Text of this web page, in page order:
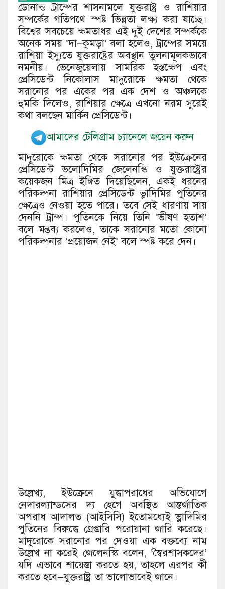
ডোনাল্ড ট্রাম্পের শাসনামলে যুক্তরাষ্ট্র ও রাশিয়ার
সম্পর্কের গতিপথে স্পষ্ট ভিন্নতা লক্ষ্য করা যাচ্ছে।
বিশ্বের সবচেয়ে ক্ষমতাধর এই দুই দেশের সম্পর্ককে
অনেক সময় ‘দা–কুমড়া’ বলা হলেও, ট্রাম্পের সময়ে
রাশিয়া ইস্যুতে যুক্তরাষ্ট্রের অবস্থান তুলনামূলকভাবে
নমনীয়। ভেনেজুয়েলায় সামরিক হস্তক্ষেপ এবং
প্রেসিডেন্ট নিকোলাস মাদুরোকে ক্ষমতা থেকে
সরানোর পর একের পর এক দেশ ও অঞ্চলকে
হুমকি দিলেও, রাশিয়ার ক্ষেত্রে এখনো নরম সুরেই
কথা বলছেন মার্কিন প্রেসিডেন্ট।
আমাদের টেলিগ্রাম চ্যানেলে জয়েন করুন
মাদুরোকে ক্ষমতা থেকে সরানোর পর ইউক্রেনের
প্রেসিডেন্ট ভলোদিমির জেলেনস্কি ও যুক্তরাষ্ট্রের
কয়েকজন মিত্র ইঙ্গিত দিয়েছিলেন, একই ধরনের
পরিকল্পনা রাশিয়ার প্রেসিডেন্ট ভ্লাদিমির পুতিনের
ক্ষেত্রেও নেওয়া হতে পারে। তবে সেই ধারণায় সায়
দেননি ট্রাম্প। পুতিনকে নিয়ে তিনি ‘ভীষণ হতাশ’
বলে মন্তব্য করলেও, তাকে সরানোর মতো কোনো
পরিকল্পনার ‘প্রয়োজন নেই’ বলে স্পষ্ট করে দেন।
উল্লেখ্য, ইউক্রেনে যুদ্ধাপরাধের অভিযোগে
নেদারল্যান্ডসের দ্য হেগে অবস্থিত আন্তর্জাতিক
অপরাধ আদালত (আইসিসি) ইতোমধ্যেই ভ্লাদিমির
পুতিনের বিরুদ্ধে গ্রেপ্তারি পরোয়ানা জারি করেছে।
মাদুরোকে সরানোর পর দেওয়া এক বক্তব্যে নাম
উল্লেখ না করেই জেলেনস্কি বলেন, ‘স্বৈরশাসকদের’
যদি এভাবে শায়েস্তা করতে হয়, তাহলে এরপর কী
করতে হবে—যুক্তরাষ্ট্র তা ভালোভাবেই জানে।